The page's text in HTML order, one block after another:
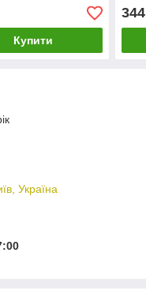
Купити
344
Україна